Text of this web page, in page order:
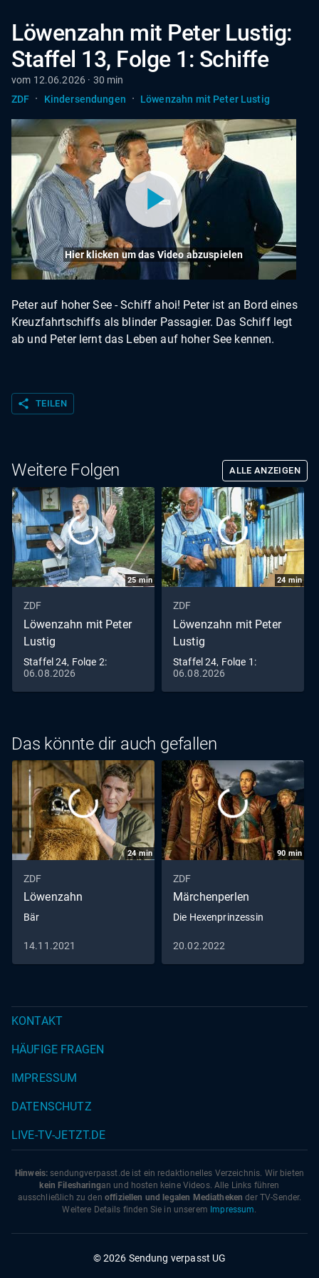
Löwenzahn mit Peter Lustig:
Staffel 13, Folge 1: Schiffe
vom 12.06.2026 · 30 min
ZDF · Kindersendungen · Löwenzahn mit Peter Lustig
Hier klicken um das Video abzuspielen
Peter auf hoher See - Schiff ahoi! Peter ist an Bord eines
Kreuzfahrtschiffs als blinder Passagier. Das Schiff legt
ab und Peter lernt das Leben auf hoher See kennen.
share TEILEN
Weitere Folgen ALLE ANZEIGEN
25min
ZDF
Löwenzahn mit Peter
Lustig
Staffel 24, Folge 2:
Stimme
06.08.2026
24 min
ZDF
Löwenzahn mit Peter
Lustig
Staffel 24, Folge 1:
Mechanik
06.08.2026
Das könnte dir auch gefallen
24min
ZDF
Löwenzahn
Bär
14.11.2021
90 min
ZDF
Märchenperlen
Die Hexenprinzessin
20.02.2022
KONTAKT
HÄUFIGE FRAGEN
IMPRESSUM
DATENSCHUTZ
LIVE-TV-JETZT.DE
Hinweis: sendungverpasst.de ist ein redaktionelles Verzeichnis. Wir bieten
kein Filesharingan und hosten keine Videos. Alle Links führen
ausschließlich zu den offiziellen und legalen Mediatheken der TV-Sender.
Weitere Details finden Sie in unserem Impressum.
© 2026 Sendung verpasst UG